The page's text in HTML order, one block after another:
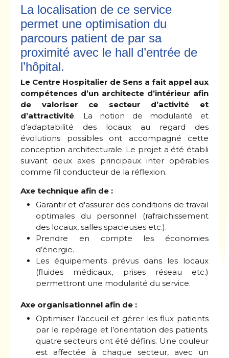
La localisation de ce service
permet une optimisation du
parcours patient de par sa
proximité avec le hall d’entrée de
l’hôpital.
Le Centre Hospitalier de Sens a fait appel aux
compétences d’un architecte d’intérieur afin
de valoriser ce secteur d’activité et
d’attractivité. La notion de modularité et
d’adaptabilité des locaux au regard des
évolutions possibles ont accompagné cette
conception architecturale. Le projet a été établi
suivant deux axes principaux inter opérables
comme fil conducteur de la réflexion.
Axe technique afin de :
Garantir et d'assurer des conditions de travail
optimales du personnel (rafraichissement
des locaux, salles spacieuses etc.).
Prendre en compte les économies
d’énergie.
Les équipements prévus dans les locaux
(fluides médicaux, prises réseau etc.)
permettront une modularité du service.
Axe organisationnel afin de :
Optimiser l’accueil et gérer les flux patients
par le repérage et l’orientation des patients.
quatre secteurs ont été définis. Une couleur
est affectée à chaque secteur, avec un